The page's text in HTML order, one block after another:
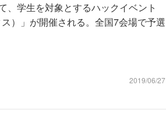
学生を対象とするハックイベント
）」が開催される。全国7会場で予選
2019/06/27